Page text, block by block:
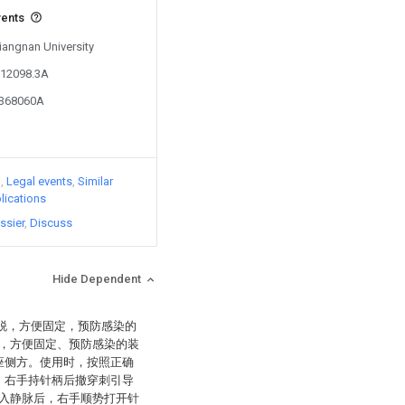
University
Legal events Similar
Discuss
Hide Dependent
，方便固定，预防感染的
方便固定、预防感染的装
方。使用时，按照正确
手持针柄后撤穿刺引导
静脉后，右手顺势打开针